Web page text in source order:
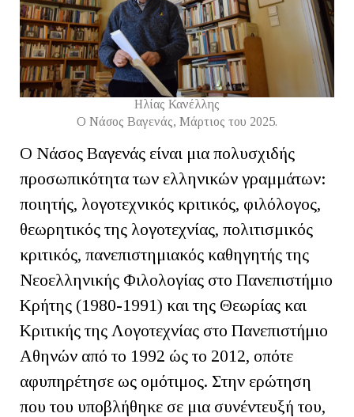
Ηλίας Κανέλλης
Ο Νάσος Βαγενάς, Μάρτιος του 2025.
Ο Νάσος Βαγενάς είναι μια πολυσχιδής
προσωπικότητα των ελληνικών γραμμάτων:
ποιητής, λογοτεχνικός κριτικός, φιλόλογος,
θεωρητικός της λογοτεχνίας, πολιτισμικός
κριτικός, πανεπιστημιακός καθηγητής της
Νεοελληνικής Φιλολογίας στο Πανεπιστήμιο
Κρήτης (1980-1991) και της Θεωρίας και
Κριτικής της Λογοτεχνίας στο Πανεπιστήμιο
Αθηνών από το 1992 ώς το 2012, οπότε
αφυπηρέτησε ως ομότιμος. Στην ερώτηση
που του υποβλήθηκε σε μια συνέντευξή του,